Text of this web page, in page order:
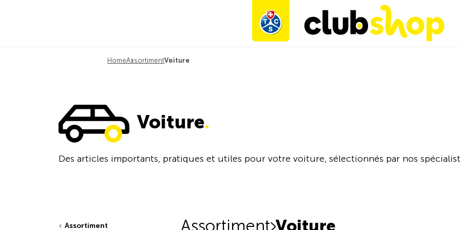
HomeAssortimentVoiture
Voiture.
Des articles importants, pratiques et utiles pour votre voiture, sélectionnés par nos
Assortiment Assortiment Voiture